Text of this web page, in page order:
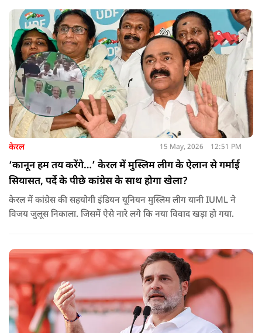
केरल 15 May, 2026 12:51 PM
‘कानून हम तय करेंगे…’ केरल में मुस्लिम लीग के ऐलान से गर्माई
सियासत, पर्दे के पीछे कांग्रेस के साथ होगा खेला?
केरल में कांग्रेस की सहयोगी इंडियन यूनियन मुस्लिम लीग यानी IUML ने
विजय जुलूस निकाला. जिसमें ऐसे नारे लगे कि नया विवाद खड़ा हो गया.